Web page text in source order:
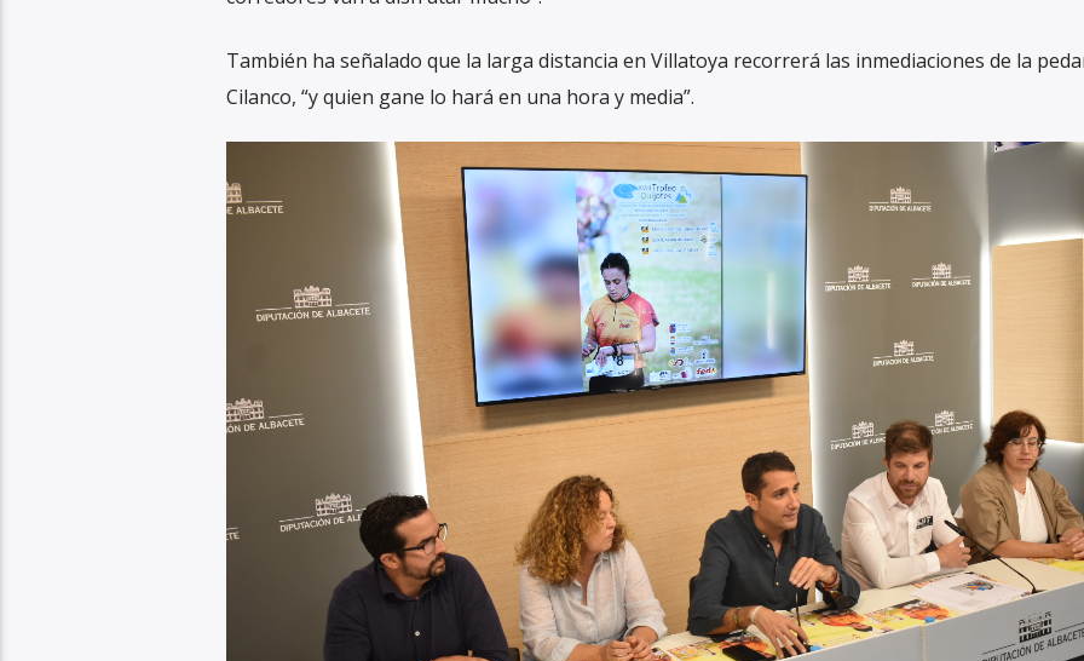
También ha señalado que la larga distancia en Villatoya recorrerá las inmediaciones de la
Cilanco, “y quien gane lo hará en una hora y media”.